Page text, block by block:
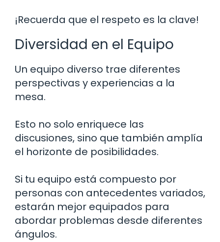
¡Recuerda que el respeto es la clave!
Diversidad en el Equipo
Un equipo diverso trae diferentes
perspectivas y experiencias a la
mesa.
Esto no solo enriquece las
discusiones, sino que también amplía
el horizonte de posibilidades.
Si tu equipo está compuesto por
personas con antecedentes variados,
estarán mejor equipados para
abordar problemas desde diferentes
ángulos.